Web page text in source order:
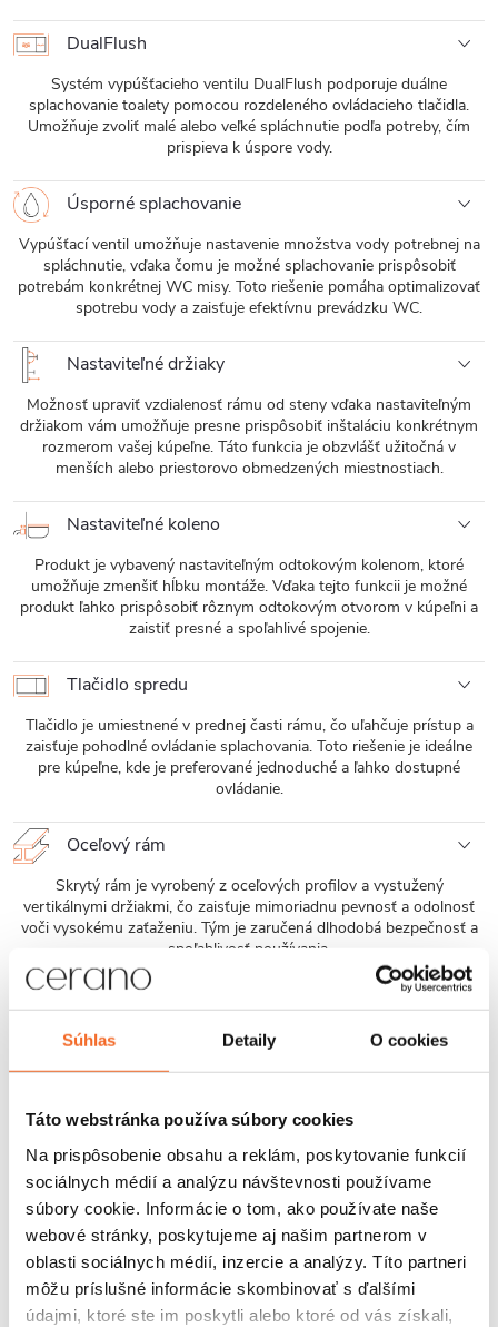
Súhlas Detaily O cookies
Táto webstránka používa súbory cookies
Na prispôsobenie obsahu a reklám, poskytovanie funkcií
sociálnych médií a analýzu návštevnosti používame
súbory cookie. Informácie o tom, ako používate naše
webové stránky, poskytujeme aj našim partnerom v
oblasti sociálnych médií, inzercie a analýzy. Títo partneri
môžu príslušné informácie skombinovať s ďalšími
údajmi, ktoré ste im poskytli alebo ktoré od vás získali,
DualFlush
Systém vypúšťacieho ventilu DualFlush podporuje duálne
splachovanie toalety pomocou rozdeleného ovládacieho tlačidla.
Umožňuje zvoliť malé alebo veľké spláchnutie podľa potreby, čím
prispieva k úspore vody.
Úsporné splachovanie
Vypúšťací ventil umožňuje nastavenie množstva vody potrebnej na
spláchnutie, vďaka čomu je možné splachovanie prispôsobiť
potrebám konkrétnej WC misy. Toto riešenie pomáha optimalizovať
spotrebu vody a zaisťuje efektívnu prevádzku WC.
Nastaviteľné držiaky
Možnosť upraviť vzdialenosť rámu od steny vďaka nastaviteľným
držiakom vám umožňuje presne prispôsobiť inštaláciu konkrétnym
rozmerom vašej kúpeľne. Táto funkcia je obzvlášť užitočná v
menších alebo priestorovo obmedzených miestnostiach.
Nastaviteľné koleno
Produkt je vybavený nastaviteľným odtokovým kolenom, ktoré
umožňuje zmenšiť hĺbku montáže. Vďaka tejto funkcii je možné
produkt ľahko prispôsobiť rôznym odtokovým otvorom v kúpeľni a
zaistiť presné a spoľahlivé spojenie.
Tlačidlo spredu
Tlačidlo je umiestnené v prednej časti rámu, čo uľahčuje prístup a
zaisťuje pohodlné ovládanie splachovania. Toto riešenie je ideálne
pre kúpeľne, kde je preferované jednoduché a ľahko dostupné
ovládanie.
Oceľový rám
Skrytý rám je vyrobený z oceľových profilov a vystužený
vertikálnymi držiakmi, čo zaisťuje mimoriadnu pevnosť a odolnosť
voči vysokému zaťaženiu. Tým je zaručená dlhodobá bezpečnosť a
spoľahlivosť používania.
Jednoduchá montáž
Závesné WC misy Cerano sa ľahko montujú a vďaka štandardnej
rozteči uchytenia, sú kompatibilné s modulmi Cerano, ako aj od
Povrchová odolnosť
Glazúra sanitárnej keramiky kombinuje hladkosť, minimálnu
pórovitosť, vysokú tvrdosť a chemickú odolnosť. Na povrchu je
minimalizované usadzovanie baktérií a nečistôt, ľahko sa čistí, nízka
nasiakavosť zabraňuje prenikaniu vlhkosti a škvŕn. Glazúra zostáva
stále farebná a bez škvŕn aj po používaní agresívnych čističov,
termická kompatibilita bráni prasklinám.